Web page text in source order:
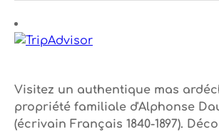
Visitez un authentique mas
propriété familiale d'Alphonse
(écrivain Français 1840-1897).